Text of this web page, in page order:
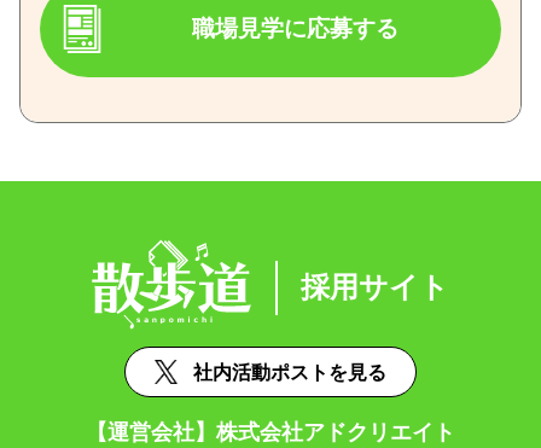
職場見学に応募する
採用サイト
社内活動ポストを見る
【運営会社】株式会社アドクリエイト